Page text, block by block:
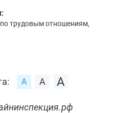
трудовым отношениям,